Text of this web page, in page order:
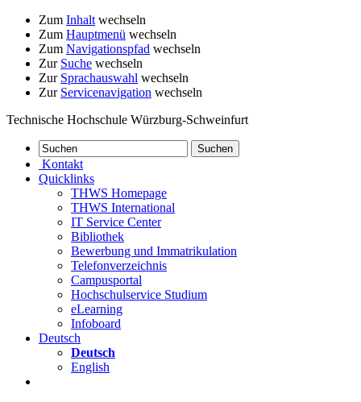
Zum Inhalt wechseln
Zum Hauptmenü wechseln
Zum Navigationspfad wechseln
Zur Suche wechseln
Zur Sprachauswahl wechseln
Zur Servicenavigation wechseln
Technische Hochschule Würzburg-Schweinfurt
Kontakt
Quicklinks
THWS Homepage
THWS International
IT Service Center
Bibliothek
Bewerbung und Immatrikulation
Telefonverzeichnis
Campusportal
Hochschulservice Studium
eLearning
Infoboard
Deutsch
Deutsch
English